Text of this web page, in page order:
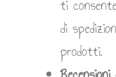
ti
di
prodotti.